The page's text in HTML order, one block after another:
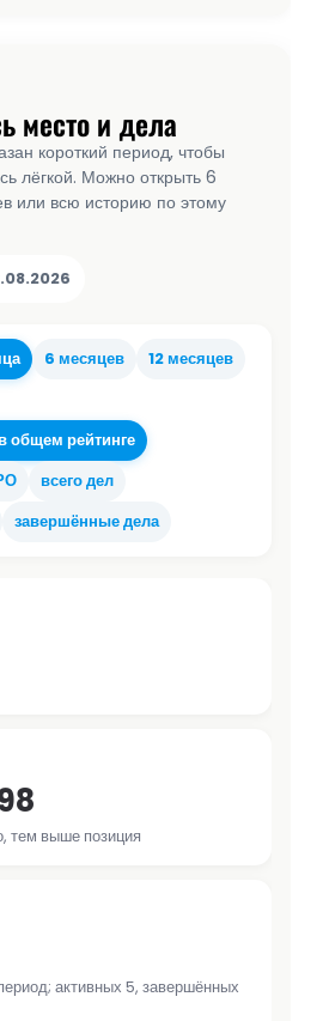
место и дела
короткий период, чтобы
лёгкой. Можно открыть 6
или всю историю по этому
6 месяцев
12 месяцев
общем рейтинге
всего дел
завершённые дела
тем выше позиция
активных 5, завершённых